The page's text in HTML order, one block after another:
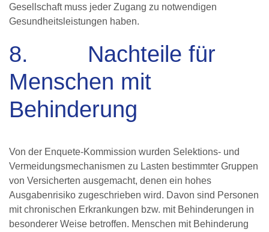
Gesellschaft muss jeder Zugang zu notwendigen
Gesundheitsleistungen haben.
8. Nachteile für
Menschen mit
Behinderung
Von der Enquete-Kommission wurden Selektions- und
Vermeidungsmechanismen zu Lasten bestimmter Gruppen
von Versicherten ausgemacht, denen ein hohes
Ausgabenrisiko zugeschrieben wird. Davon sind Personen
mit chronischen Erkrankungen bzw. mit Behinderungen in
besonderer Weise betroffen. Menschen mit Behinderung